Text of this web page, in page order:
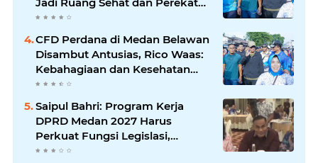
Kebersamaan Warga Medan
CFD Perdana di Medan Belawan
Disambut Antusias, Rico Waas:
Kebahagiaan dan Kesehatan
Harus Hadir di Seluruh Penjuru
Saipul Bahri: Program Kerja
DPRD Medan 2027 Harus
Perkuat Fungsi Legislasi,
Anggaran dan Pengawasan